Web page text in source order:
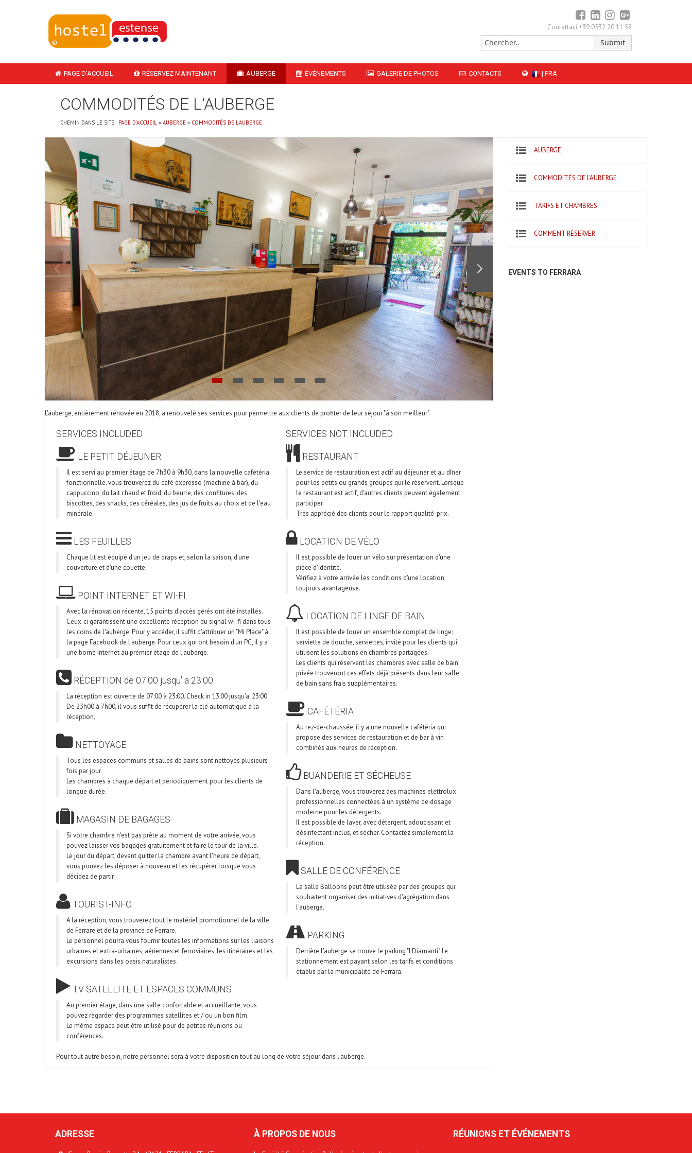
Contattaci +39 0532 20 11 58
PAGE D'ACCUEIL RÉSERVEZ MAINTENANT AUBERGE ÉVÉNEMENTS GALERIE DE PHOTOS CONTACTS | FRA
COMMODITÉS DE L'AUBERGE
CHEMIN DANS LE SITE: PAGE D'ACCUEIL » AUBERGE » COMMODITÉS DE L'AUBERGE
L'auberge, entièrement rénovée en 2018, a renouvelé ses services pour permettre aux clients de profiter de leur séjour "à son meilleur".
SERVICES INCLUDED
LE PETIT DÉJEUNER
Il est servi au premier étage de 7h30 à 9h30, dans la nouvelle cafétéria
fonctionnelle. vous trouverez du café expresso (machine à bar), du
cappuccino, du lait chaud et froid, du beurre, des confitures, des
biscottes, des snacks, des céréales, des jus de fruits au choix et de l'eau
minérale.
LES FEUILLES
Chaque lit est équipé d'un jeu de draps et, selon la saison, d'une
couverture et d'une couette.
POINT INTERNET ET WI-FI
Avec la rénovation récente, 15 points d'accès gérés ont été installés.
Ceux-ci garantissent une excellente réception du signal wi-fi dans tous
les coins de l'auberge. Pour y accéder, il suffit d'attribuer un "Mi PIace" à
la page Facebook de l'auberge. Pour ceux qui ont besoin d'un PC, il y a
une borne Internet au premier étage de l'auberge.
RÉCEPTION de 07:00 jusqu' a 23:00
La réception est ouverte de 07:00 à 23:00. Check in 13:00 jusqu'a' 23:00.
De 23h00 à 7h00, il vous suffit de récupérer la clé automatique à la
réception.
NETTOYAGE
Tous les espaces communs et salles de bains sont nettoyés plusieurs
fois par jour.
Les chambres à chaque départ et périodiquement pour les clients de
longue durée.
MAGASIN DE BAGAGES
Si votre chambre n'est pas prête au moment de votre arrivée, vous
pouvez laisser vos bagages gratuitement et faire le tour de la ville.
Le jour du départ, devant quitter la chambre avant l'heure de départ,
vous pouvez les déposer à nouveau et les récupérer lorsque vous
décidez de partir.
TOURIST-INFO
A la réception, vous trouverez tout le matériel promotionnel de la ville
de Ferrare et de la province de Ferrare.
Le personnel pourra vous fournir toutes les informations sur les liaisons
urbaines et extra-urbaines, aériennes et ferroviaires, les itinéraires et les
excursions dans les oasis naturalistes.
TV SATELLITE ET ESPACES COMMUNS
Au premier étage, dans une salle confortable et accueillante, vous
pouvez regarder des programmes satellites et / ou un bon film.
Le même espace peut être utilisé pour de petites réunions ou
conférences.
SERVICES NOT INCLUDED
RESTAURANT
Le service de restauration est actif au déjeuner et au dîner
pour les petits ou grands groupes qui le réservent. Lorsque
le restaurant est actif, d'autres clients peuvent également
participer.
Très apprécié des clients pour le rapport qualité-prix.
LOCATION DE VÉLO
Il est possible de louer un vélo sur présentation d'une
pièce d'identité.
Vérifiez à votre arrivée les conditions d'une location
toujours avantageuse.
LOCATION DE LINGE DE BAIN
Il est possible de louer un ensemble complet de linge:
serviette de douche, serviettes, invité pour les clients qui
utilisent les solutions en chambres partagées.
Les clients qui réservent les chambres avec salle de bain
privée trouveront ces effets déjà présents dans leur salle
de bain sans frais supplémentaires.
CAFÉTÉRIA
Au rez-de-chaussée, il y a une nouvelle cafétéria qui
propose des services de restauration et de bar à vin
combinés aux heures de réception.
BUANDERIE ET SÉCHEUSE
Dans l'auberge, vous trouverez des machines elettrolux
professionnelles connectées à un système de dosage
moderne pour les détergents.
Il est possible de laver, avec détergent, adoucissant et
désinfectant inclus, et sécher. Contactez simplement la
réception.
SALLE DE CONFÉRENCE
La salle Balloons peut être utilisée par des groupes qui
souhaitent organiser des initiatives d'agrégation dans
l'auberge.
PARKING
Derrière l'auberge se trouve le parking "I Diamanti". Le
stationnement est payant selon les tarifs et conditions
établis par la municipalité de Ferrara.
Pour tout autre besoin, notre personnel sera à votre disposition tout au long de votre séjour dans l'auberge.
AUBERGE
COMMODITÉS DE L'AUBERGE
TARIFS ET CHAMBRES
COMMENT RÉSERVER
EVENTS TO FERRARA
ADRESSE À PROPOS DE NOUS RÉUNIONS ET ÉVÉNEMENTS